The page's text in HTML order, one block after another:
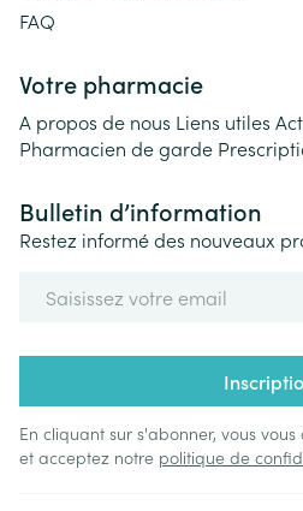
FAQ
Votre pharmacie
A propos de nous Liens utiles
Pharmacien de garde
Bulletin d’information
Restez informé des nouveaux
En cliquant sur s'abonner, vous
et acceptez notre politique de